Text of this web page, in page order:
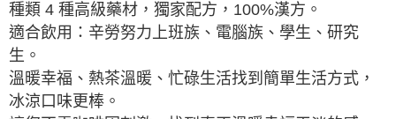
種類 4 種高級藥材，獨家配方，100%漢方。
適合飲用：辛勞努力上班族、電腦族、學生、研究
生。
溫暖幸福、熱茶溫暖、忙碌生活找到簡單生活方式，
冰涼口味更棒。